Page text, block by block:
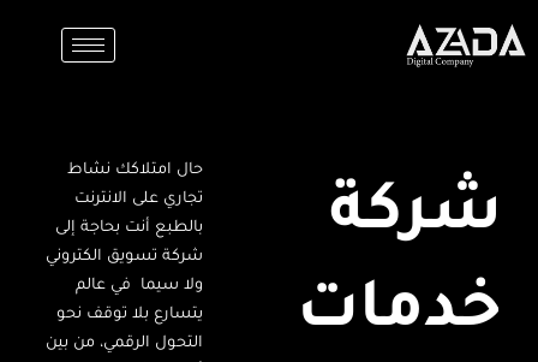
إلى
شركة
خدمات
حال امتلاكك نشاط
تجاري على الانترنت
بالطبع أنت بحاجة إلى
شركة تسويق الكتروني
ولا سيما في عالم
يتسارع بلا توقف نحو
التحول الرقمي، من بين